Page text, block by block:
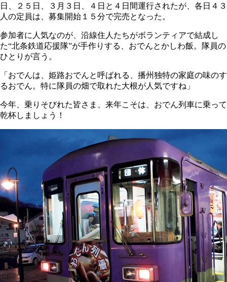
日、２５日、３月３日、４日と４日間運行されたが、各日４３
人の定員は、募集開始１５分で完売となった。
参加者に人気なのが、沿線住人たちがボランティアで結成し
た“北条鉄道応援隊”が手作りする、おでんとかしわ飯。隊員の
ひとりが言う。
「おでんは、姫路おでんと呼ばれる、播州独特の家庭の味のす
るおでん。特に隊員の畑で取れた大根が人気ですね」
今年、乗りそびれた皆さま、来年こそは、おでん列車に乗って
乾杯しましょう！